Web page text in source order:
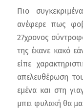
Πιο
ανέφερε πως
27χρονος
της έκανε κακό
είπε
απελευθέρωση
εμένα και στη
μπει φυλακή θα